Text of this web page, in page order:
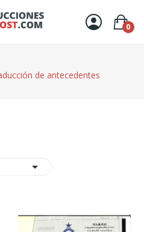
0
de antecedentes
